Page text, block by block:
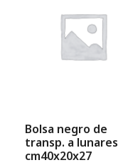
Bolsa negro de
transp. a lunares
cm40x20x27